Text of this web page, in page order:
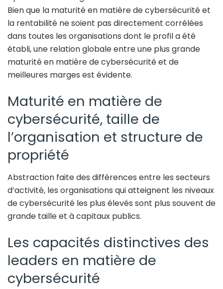
Bien que la maturité en matière de cybersécurité et
la rentabilité ne soient pas directement corrélées
dans toutes les organisations dont le profil a été
établi, une relation globale entre une plus grande
maturité en matière de cybersécurité et de
meilleures marges est évidente.
Maturité en matière de
cybersécurité, taille de
l’organisation et structure de
propriété
Abstraction faite des différences entre les secteurs
d’activité, les organisations qui atteignent les niveaux
de cybersécurité les plus élevés sont plus souvent de
grande taille et à capitaux publics.
Les capacités distinctives des
leaders en matière de
cybersécurité